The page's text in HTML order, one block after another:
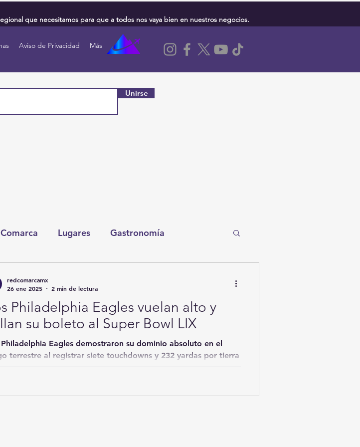
que necesitamos para que a todos nos vaya bien en nuestros negocios.
Aviso de Privacidad Más
Unirse
Lugares Gastronomía
Internacionales Tecnología
Comics Derechairos Fragmentos de la Historia
Philadelphia Eagles vuelan alto y
su boleto al Super Bowl LIX
Eagles demostraron su dominio absoluto en el
terrestre al registrar siete touchdowns y 232 yardas por tierra
redcomarcamx
26 ene 2025
2 min de lectura